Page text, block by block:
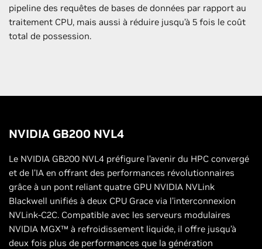
pipeline des requêtes de bases de données par rapport au
traitement CPU, mais aussi à réduire jusqu’à 5 fois le coût
total de possession.
NVIDIA GB200 NVL4
Le NVIDIA GB200 NVL4 préfigure l’avenir du HPC convergé
et de l’IA en offrant des performances révolutionnaires
grâce à un pont reliant quatre GPU NVIDIA NVLink
Blackwell unifiés à deux CPU Grace via l’interconnexion
NVLink-C2C. Compatible avec les serveurs modulaires
NVIDIA MGX™ à refroidissement liquide, il offre jusqu’à
deux fois plus de performances que la génération